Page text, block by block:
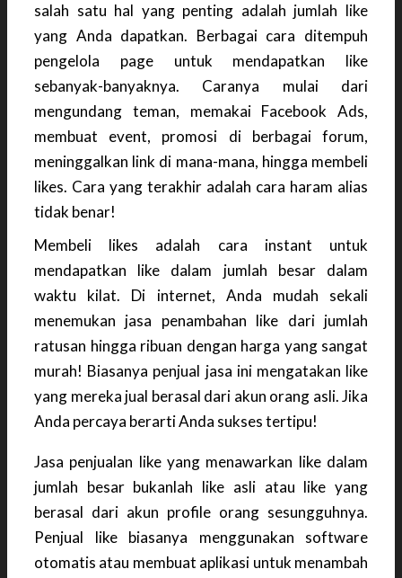
salah satu hal yang penting adalah jumlah like
yang Anda dapatkan. Berbagai cara ditempuh
pengelola page untuk mendapatkan like
sebanyak-banyaknya. Caranya mulai dari
mengundang teman, memakai Facebook Ads,
membuat event, promosi di berbagai forum,
meninggalkan link di mana-mana, hingga membeli
likes. Cara yang terakhir adalah cara haram alias
tidak benar!
Membeli likes adalah cara instant untuk
mendapatkan like dalam jumlah besar dalam
waktu kilat. Di internet, Anda mudah sekali
menemukan jasa penambahan like dari jumlah
ratusan hingga ribuan dengan harga yang sangat
murah! Biasanya penjual jasa ini mengatakan like
yang mereka jual berasal dari akun orang asli. Jika
Anda percaya berarti Anda sukses tertipu!
Jasa penjualan like yang menawarkan like dalam
jumlah besar bukanlah like asli atau like yang
berasal dari akun profile orang sesungguhnya.
Penjual like biasanya menggunakan software
otomatis atau membuat aplikasi untuk menambah